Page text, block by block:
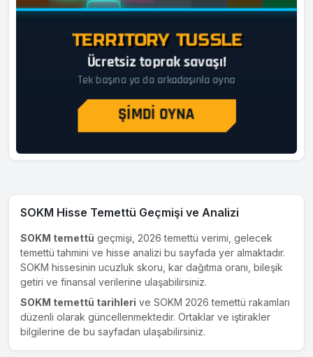
SOKM Hisse Temettü Geçmişi ve Analizi
SOKM temettü geçmişi, 2026 temettü verimi, gelecek
temettü tahmini ve hisse analizi bu sayfada yer almaktadır.
SOKM hissesinin ucuzluk skoru, kar dağıtma oranı, bileşik
getiri ve finansal verilerine ulaşabilirsiniz.
SOKM temettü tarihleri ve SOKM 2026 temettü rakamları
düzenli olarak güncellenmektedir. Ortaklar ve iştirakler
bilgilerine de bu sayfadan ulaşabilirsiniz.